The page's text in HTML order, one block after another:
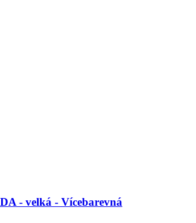
- velká - Vícebarevná